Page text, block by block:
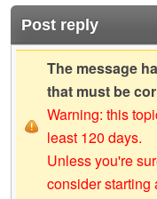
Post reply
The message
that must be
Warning: this
least 120 days.
Unless you're
consider starting